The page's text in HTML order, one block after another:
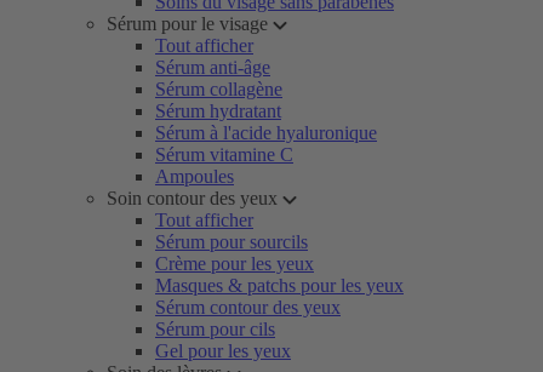
Sérum pour le visage
Tout afficher
Sérum anti-âge
Sérum collagène
Sérum hydratant
Sérum à l'acide hyaluronique
Sérum vitamine C
Ampoules
Soin contour des yeux
Tout afficher
Sérum pour sourcils
Crème pour les yeux
Masques & patchs pour les yeux
Sérum contour des yeux
Sérum pour cils
Gel pour les yeux